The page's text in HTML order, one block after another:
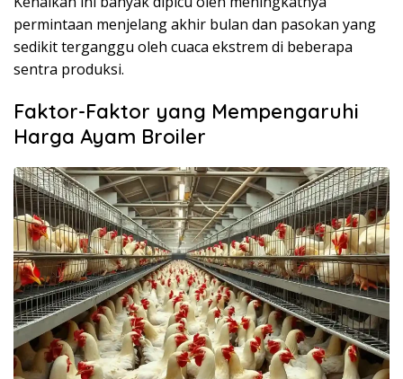
permintaan menjelang akhir bulan dan pasokan yang
sedikit terganggu oleh cuaca ekstrem di beberapa
sentra produksi.
Faktor-Faktor yang Mempengaruhi
Harga Ayam Broiler